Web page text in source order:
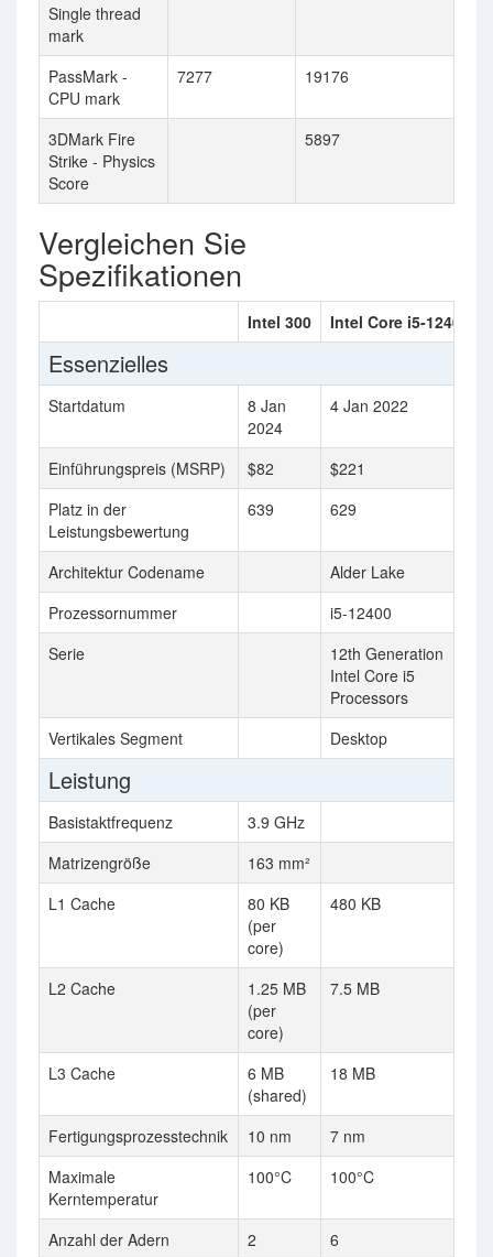
Single thread
mark
PassMark -
CPU mark
7277 19176
3DMark Fire
Strike - Physics
Score
5897
Vergleichen Sie
Spezifikationen
Intel 300 Intel Core i5-12400
Essenzielles
Startdatum
8 Jan
2024
4 Jan 2022
Einführungspreis (MSRP) $82
$221
Platz in der
Leistungsbewertung
639 629
Architektur Codename
Alder Lake
Prozessornummer
i5-12400
Serie
12th Generation
Intel Core i5
Processors
Vertikales Segment
Desktop
Leistung
Basistaktfrequenz
3.9 GHz
Matrizengröße
163 mm²
L1 Cache
80 KB
(per
core)
480 KB
L2 Cache
1.25 MB
(per
core)
7.5 MB
L3 Cache
6 MB
(shared)
18 MB
Fertigungsprozesstechnik 10 nm
7 nm
Maximale
Kerntemperatur
100°C 100°C
Anzahl der Adern 2
6